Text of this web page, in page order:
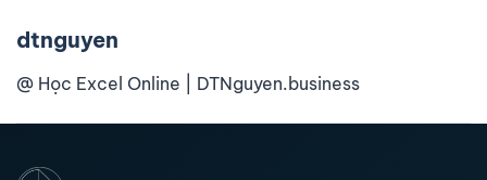
dtnguyen
@ Học Excel Online | DTNguyen.business